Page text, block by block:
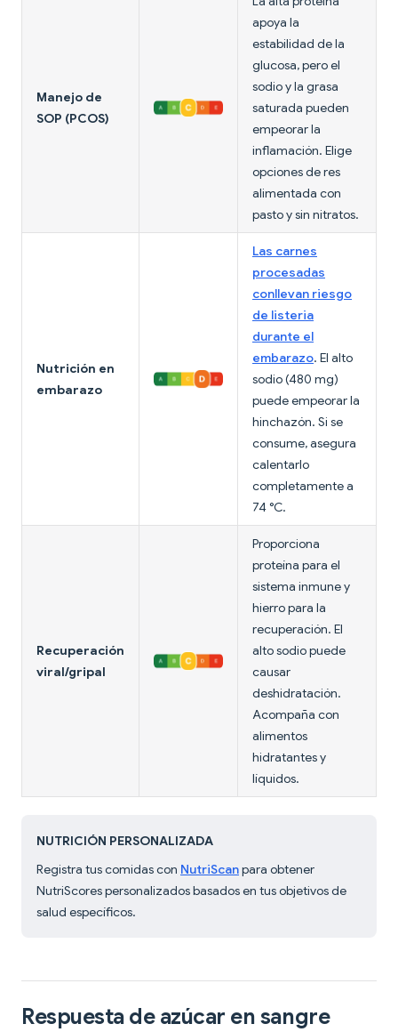
Manejo de
SOP (PCOS)
apoya la
estabilidad de la
glucosa, pero el
sodio y la grasa
saturada pueden
empeorar la
inflamación. Elige
opciones de res
alimentada con
pasto y sin nitratos.
Nutrición en
embarazo
Las carnes
procesadas
conllevan riesgo
de listeria
durante el
embarazo. El alto
sodio (480 mg)
puede empeorar la
hinchazón. Si se
consume, asegura
calentarlo
completamente a
74 °C.
Recuperación
viral/gripal
Proporciona
proteína para el
sistema inmune y
hierro para la
recuperación. El
alto sodio puede
causar
deshidratación.
Acompaña con
alimentos
hidratantes y
líquidos.
NUTRICIÓN PERSONALIZADA
Registra tus comidas con NutriScanpara obtener
NutriScores personalizados basados en tus objetivos de
salud específicos.
Respuesta de azúcar en sangre